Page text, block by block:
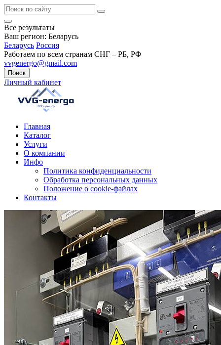
Все результаты
Ваш регион: Беларусь
Беларусь Россия
Работаем по всем странам СНГ – РБ, РФ
vvgenergo@gmail.com
Поиск
Личный кабинет
Главная
Каталог
Услуги
О компании
Инфо
Политика конфиденциальности
Обработка персональных данных
Положение о cookie-файлах
Контакты